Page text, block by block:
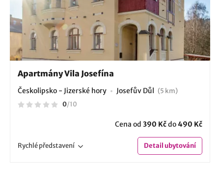
Apartmány Vila Josefína
Českolipsko - Jizerské hory Josefův Důl (5 km)
0/10
Cena od 390 Kčdo490 Kč
Rychlépředstavení Detailubytování